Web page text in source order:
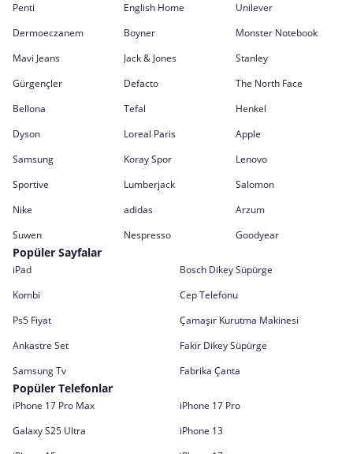
Penti English Home
Unilever
Dermoeczanem
Boyner
Monster Notebook
Mavi Jeans
Jack & Jones
Stanley
Gürgençler
Defacto
The North Face
Bellona
Tefal
Henkel
Dyson
Loreal Paris
Apple
Samsung
Koray Spor
Lenovo
Sportive
Lumberjack
Salomon
Nike
adidas
Arzum
Suwen
Nespresso Goodyear
Popüler Sayfalar
iPad
Bosch Dikey Süpürge
Kombi
Cep Telefonu
Ps5 Fiyat
Çamaşır Kurutma Makinesi
Ankastre Set
Fakir Dikey Süpürge
Samsung Tv
Fabrika Çanta
Popüler Telefonlar
iPhone 17 Pro Max
iPhone 17 Pro
Galaxy S25 Ultra
iPhone 13